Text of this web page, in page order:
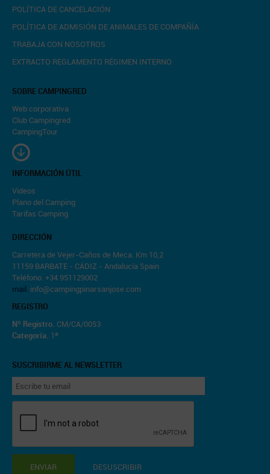
POLÍTICA DE CANCELACIÓN
POLÍTICA DE ADMISIÓN DE ANIMALES DE COMPAÑÍA
TRABAJA CON NOSOTROS
EXTRACTO REGLAMENTO RÉGIMEN INTERNO
SOBRE CAMPINGRED
Web corporativa
Club Campingred
CampingTour
INFORMACIÓN ÚTIL
Videos
Plano del Camping
Tarifas Camping
DIRECCIÓN
Carretera de Vejer-Caños de Meca. Km 10,2
11159 BARBATE - CÁDIZ - Andalucía Spain
Teléfono. +34 951129002
mail. info@campingpinarsanjose.com
REGISTRO
Nº Registro. CM/CA/0053
Categoría. 1ª
SUSCRIBIRME AL NEWSLETTER
ENVIAR DESUSCRIBIR